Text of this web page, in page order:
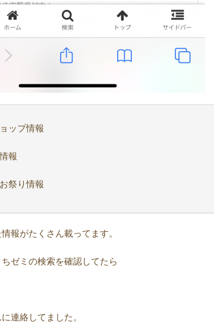
ップ情報
報
祭り情報
報がたくさん載ってます。
ゼミの検索を確認してたら
連絡してました。